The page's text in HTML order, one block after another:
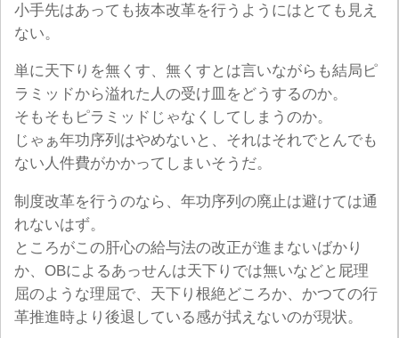
小手先はあっても抜本改革を行うようにはとても見え
ない。
単に天下りを無くす、無くすとは言いながらも結局ピ
ラミッドから溢れた人の受け皿をどうするのか。
そもそもピラミッドじゃなくしてしまうのか。
じゃぁ年功序列はやめないと、それはそれでとんでも
ない人件費がかかってしまいそうだ。
制度改革を行うのなら、年功序列の廃止は避けては通
れないはず。
ところがこの肝心の給与法の改正が進まないばかり
か、OBによるあっせんは天下りでは無いなどと屁理
屈のような理屈で、天下り根絶どころか、かつての行
革推進時より後退している感が拭えないのが現状。